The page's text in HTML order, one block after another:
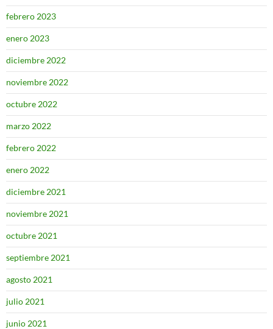
febrero 2023
enero 2023
diciembre 2022
noviembre 2022
octubre 2022
marzo 2022
febrero 2022
enero 2022
diciembre 2021
noviembre 2021
octubre 2021
septiembre 2021
agosto 2021
julio 2021
junio 2021